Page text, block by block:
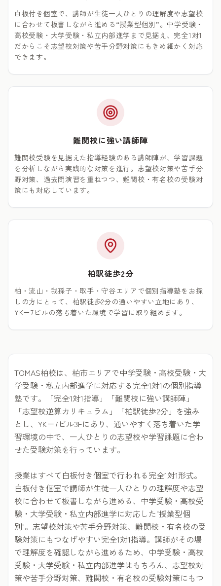
白板付き個室で、講師が生徒一人ひとりの理解度や志望校
に合わせて板書しながら進める“授業型個別”。中学受験・
高校受験・大学受験・私立内部進学まで見据え、完全1対1
だからこそ志望校対策や苦手分野対策にもきめ細かく対応
できます。
難関校に強い講師陣
難関校受験を見据えた指導経験のある講師陣が、学習課題
を分析しながら実践的な対策を進行。志望校対策や苦手分
野対策、過去問演習を重ねつつ、難関校・有名校の受験対
策にも対応しています。
柏駅徒歩2分
柏・流山・我孫子・取手・守谷エリアで個別指導塾をお探
しの方にとって、柏駅徒歩2分の通いやすい立地にあり、
YK－7ビルの落ち着いた環境で学習に取り組めます。
TOMAS柏校は、柏市エリアで中学受験・高校受験・大
学受験・私立内部進学に対応する完全1対1の個別指導
塾です。「完全1対1指導」「難関校に強い講師陣」
「志望校逆算カリキュラム」「柏駅徒歩2分」を強み
とし、YK－7ビル3Fにあり、通いやすく落ち着いた学
習環境の中で、一人ひとりの志望校や学習課題に合わ
せた受験対策を行っています。
授業はすべて白板付き個室で行われる完全1対1形式。
白板付き個室で講師が生徒一人ひとりの理解度や志望
校に合わせて板書しながら進める、中学受験・高校受
験・大学受験・私立内部進学に対応した"授業型個
別"。志望校対策や苦手分野対策、難関校・有名校の受
験対策にもつなげやすい完全1対1指導。講師がその場
で理解度を確認しながら進めるため、中学受験・高校
受験・大学受験・私立内部進学はもちろん、志望校対
策や苦手分野対策、難関校・有名校の受験対策にもつ